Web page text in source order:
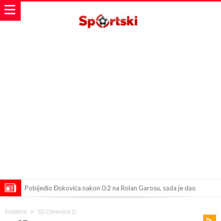
Pobijedio Đokovića nakon 0:2 na Rolan Garosu, sada je dao
Početna SD (Stranica 2)